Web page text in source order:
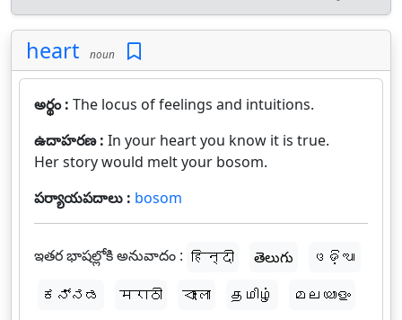
heart noun
అర్థం : The locus of feelings and intuitions.
ఉదాహరణ : In your heart you know it is true.
Her story would melt your bosom.
పర్యాయపదాలు : bosom
ఇతర భాషల్లోకి అనువాదం : हिन्दी తెలుగు
ଓଡ଼ିଆ
ಕನ್ನಡ
मराठी বাংলা தமிழ் മലയാളം